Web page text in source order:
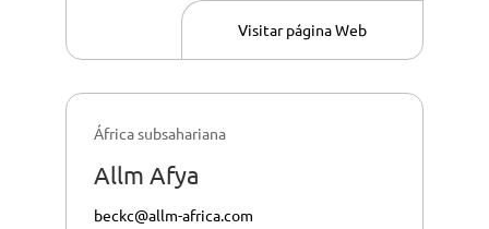
Visitar página Web
África subsahariana
Allm Afya
beckc@allm-africa.com